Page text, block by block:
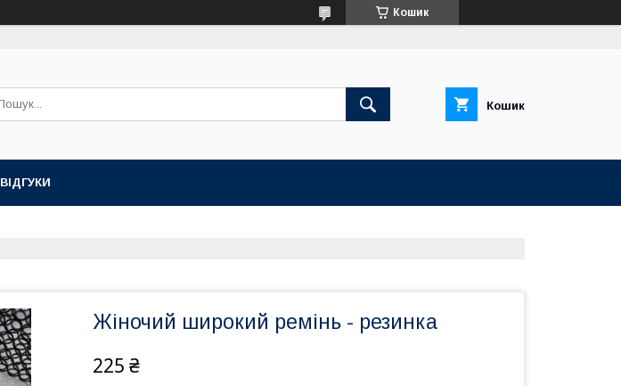
Кошик
Кошик
ВІДГУКИ
Жіночий широкий ремінь - резинка
225 ₴